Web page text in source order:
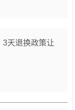
3天退换政策让